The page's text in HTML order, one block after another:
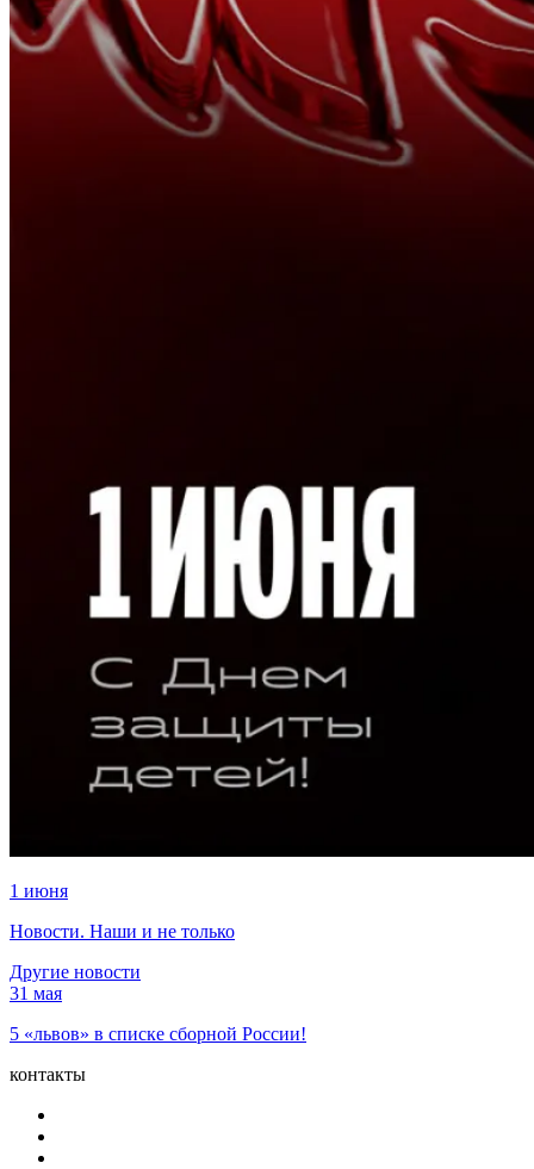
1 июня
Новости. Наши и не только
Другие новости
31 мая
5 «львов» в списке сборной России!
контакты